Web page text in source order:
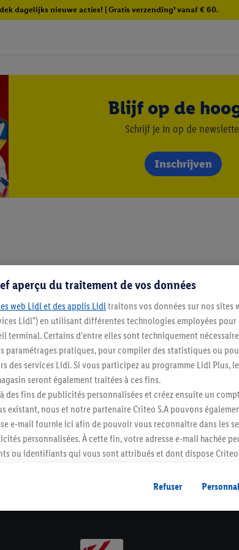
dagelijks nieuwe acties! | Gratis verzending¹ vanaf € 60.
Blijf op de
Schrijf je in op de
Inschrijven
Levering tot bij je thuis of in een
afhaalpunt
Lidl-newsletter
Schrijf je nu in en mis geen enkele aanbieding!
Inschrijven
aperçu du traitement de vos données
web Lidl et des applis Lidl traitons vos données sur nos sites
Lidl") en utilisant différentes technologies employées pour
terminal. Certains d'entre elles sont techniquement
paramétrages pratiques, pour compiler des statistiques ou
des services Lidl. Si vous participez au programme Lidl Plus,
seront également traitées à ces fins.
des fins de publicités personnalisées et créez ensuite un
existant, nous et notre partenaire Criteo S.A pouvons
e-mail fournie ici afin de pouvoir vous reconnaître dans les
personnalisées. À cette fin, votre adresse e-mail hachée
ou identifiants qui vous sont attribués et dont dispose Criteo
exemple en plaçant le produit dans un panier d’un webshop
sur plusieurs apppareils et plusieurs services de Lidl si
être attribués en utilisant votre adresse e-mail hachée et,
Criteo S.A.
autoriser des finalités individuelles et trouver de plus amples
Refuser